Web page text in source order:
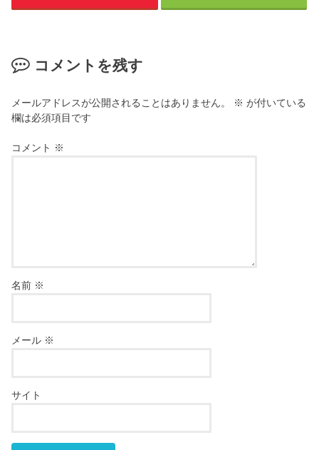
コメントを残す
メールアドレスが公開されることはありません。 ※ が付いている
欄は必須項目です
コメント ※
名前 ※
メール ※
サイト